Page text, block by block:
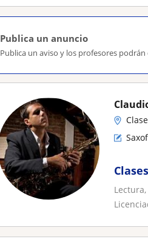
Publica un anuncio
Publica un aviso y los profesores